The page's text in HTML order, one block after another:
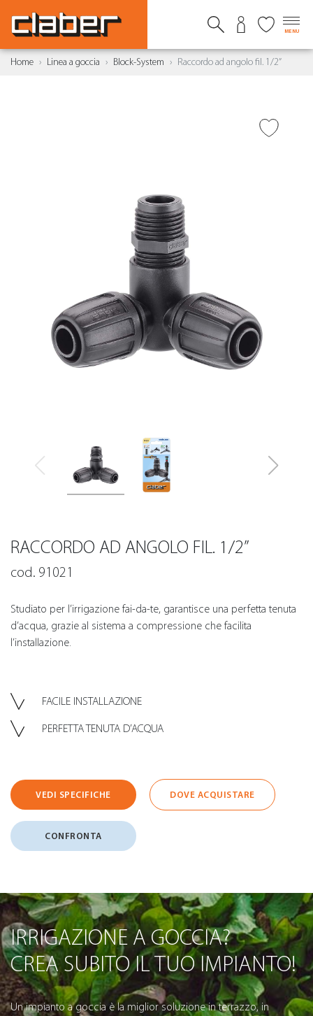
MENU
Home Linea a goccia Block-System Raccordo ad angolo fil. 1/2”
RACCORDO AD ANGOLO FIL. 1/2”
cod. 91021
Studiato per l’irrigazione fai-da-te, garantisce una perfetta tenuta
d’acqua, grazie al sistema a compressione che facilita
l’installazione.
FACILE INSTALLAZIONE
PERFETTA TENUTA D’ACQUA
VEDI SPECIFICHE DOVE ACQUISTARE
CONFRONTA
IRRIGAZIONE A GOCCIA?
CREA SUBITO IL TUO IMPIANTO!
Un impianto a goccia è la miglior soluzione in terrazzo, in